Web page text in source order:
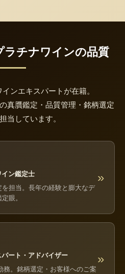
ラチナワインの品質
ンエキスパートが在籍。
真贋鑑定・品質管理・銘柄選定
当しています。
ン鑑定士
担当。長年の経験と膨大なデ
眼。
»
ート・アドバイザー
務。銘柄選定・お客様へのご案
»